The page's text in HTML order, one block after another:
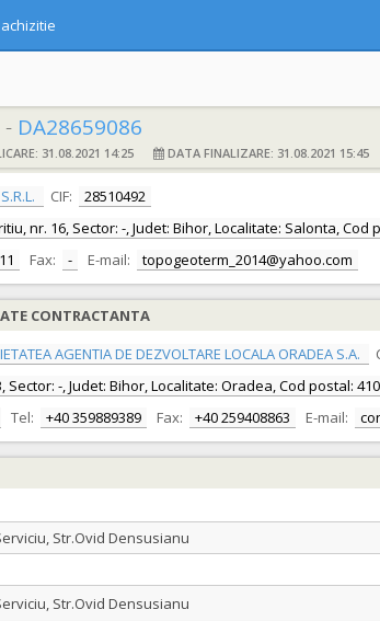
DA28659086
31.08.2021 14:25 DATA FINALIZARE: 31.08.2021 15:45
CIF:
28510492
nr. 16, Sector: -, Judet: Bihor, Localitate: Salonta, Cod
Fax: - E-mail: topogeoterm_2014@yahoo.com
CONTRACTANTA
AGENTIA DE DEZVOLTARE LOCALA ORADEA S.A.
Sector: -, Judet: Bihor, Localitate: Oradea, Cod postal:
Tel: +40 359889389 Fax: +40 259408863 E-mail:
Str.Ovid Densusianu
Str.Ovid Densusianu